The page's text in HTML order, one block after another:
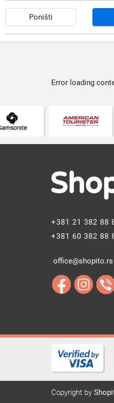
Poništi
Error loading
+381 21 382 88
+381 60 382 88
office@shopito.rs
Copyright by